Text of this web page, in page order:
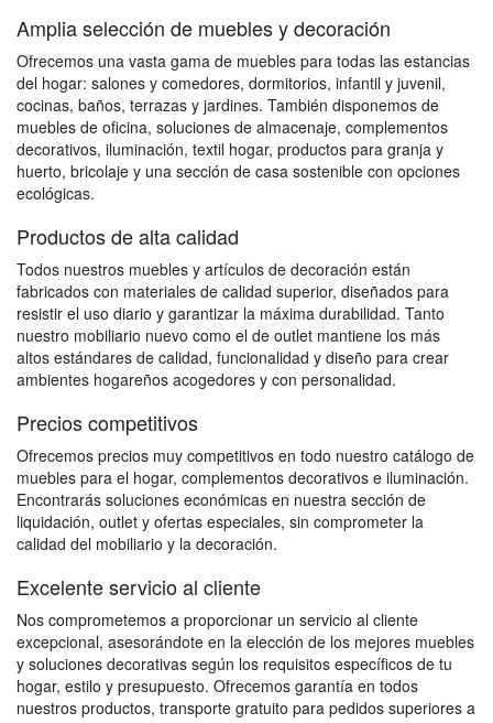
Amplia selección de muebles y decoración
Ofrecemos una vasta gama de muebles para todas las estancias
del hogar: salones y comedores, dormitorios, infantil y juvenil,
cocinas, baños, terrazas y jardines. También disponemos de
muebles de oficina, soluciones de almacenaje, complementos
decorativos, iluminación, textil hogar, productos para granja y
huerto, bricolaje y una sección de casa sostenible con opciones
ecológicas.
Productos de alta calidad
Todos nuestros muebles y artículos de decoración están
fabricados con materiales de calidad superior, diseñados para
resistir el uso diario y garantizar la máxima durabilidad. Tanto
nuestro mobiliario nuevo como el de outlet mantiene los más
altos estándares de calidad, funcionalidad y diseño para crear
ambientes hogareños acogedores y con personalidad.
Precios competitivos
Ofrecemos precios muy competitivos en todo nuestro catálogo de
muebles para el hogar, complementos decorativos e iluminación.
Encontrarás soluciones económicas en nuestra sección de
liquidación, outlet y ofertas especiales, sin comprometer la
calidad del mobiliario y la decoración.
Excelente servicio al cliente
Nos comprometemos a proporcionar un servicio al cliente
excepcional, asesorándote en la elección de los mejores muebles
y soluciones decorativas según los requisitos específicos de tu
hogar, estilo y presupuesto. Ofrecemos garantía en todos
nuestros productos, transporte gratuito para pedidos superiores a